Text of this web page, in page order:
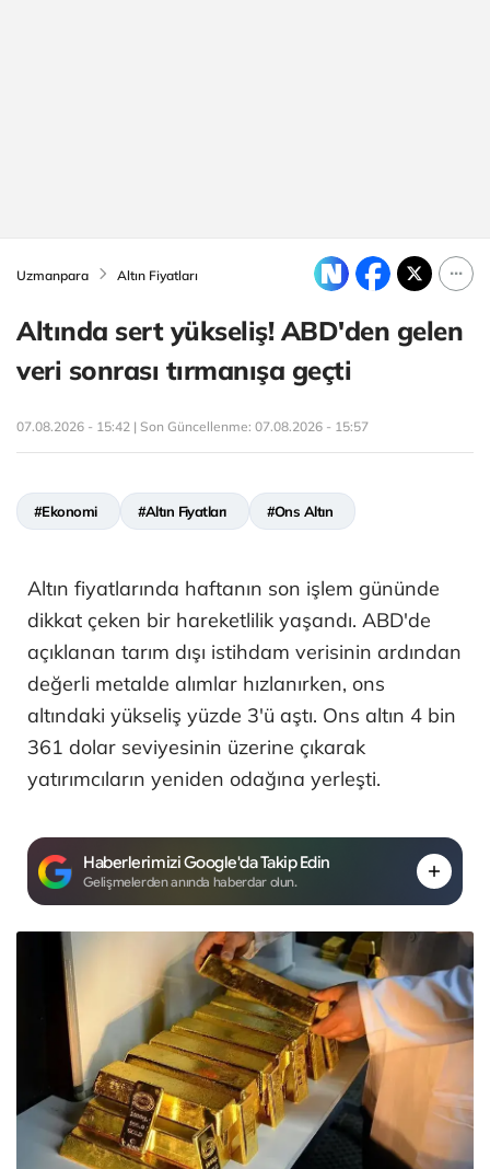
Uzmanpara Altın Fiyatları
Altında sert yükseliş! ABD'den gelen
veri sonrası tırmanışa geçti
07.08.2026 - 15:42 | Son Güncellenme: 07.08.2026 - 15:57
#Ekonomi #Altın Fiyatları #Ons Altın
Altın fiyatlarında haftanın son işlem gününde
dikkat çeken bir hareketlilik yaşandı. ABD'de
açıklanan tarım dışı istihdam verisinin ardından
değerli metalde alımlar hızlanırken, ons
altındaki yükseliş yüzde 3'ü aştı. Ons altın 4 bin
361 dolar seviyesinin üzerine çıkarak
yatırımcıların yeniden odağına yerleşti.
Haberlerimizi Google'da Takip Edin
Gelişmelerden anında haberdar olun.